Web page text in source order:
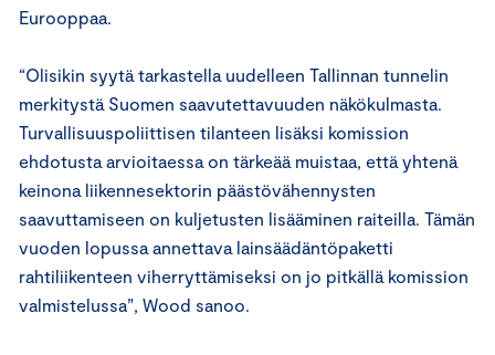
Eurooppaa.
“Olisikin syytä tarkastella uudelleen Tallinnan tunnelin
merkitystä Suomen saavutettavuuden näkökulmasta.
Turvallisuuspoliittisen tilanteen lisäksi komission
ehdotusta arvioitaessa on tärkeää muistaa, että yhtenä
keinona liikennesektorin päästövähennysten
saavuttamiseen on kuljetusten lisääminen raiteilla. Tämän
vuoden lopussa annettava lainsäädäntöpaketti
rahtiliikenteen viherryttämiseksi on jo pitkällä komission
valmistelussa”, Wood sanoo.